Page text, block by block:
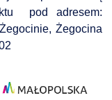
pod adresem:
Żegocina